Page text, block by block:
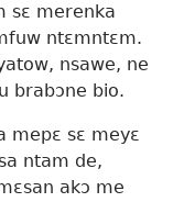
sɛ merenka
ntɛmntɛm.
nsawe, ne
brabɔne bio.
mepɛ sɛ meyɛ
ntam de,
akɔ me